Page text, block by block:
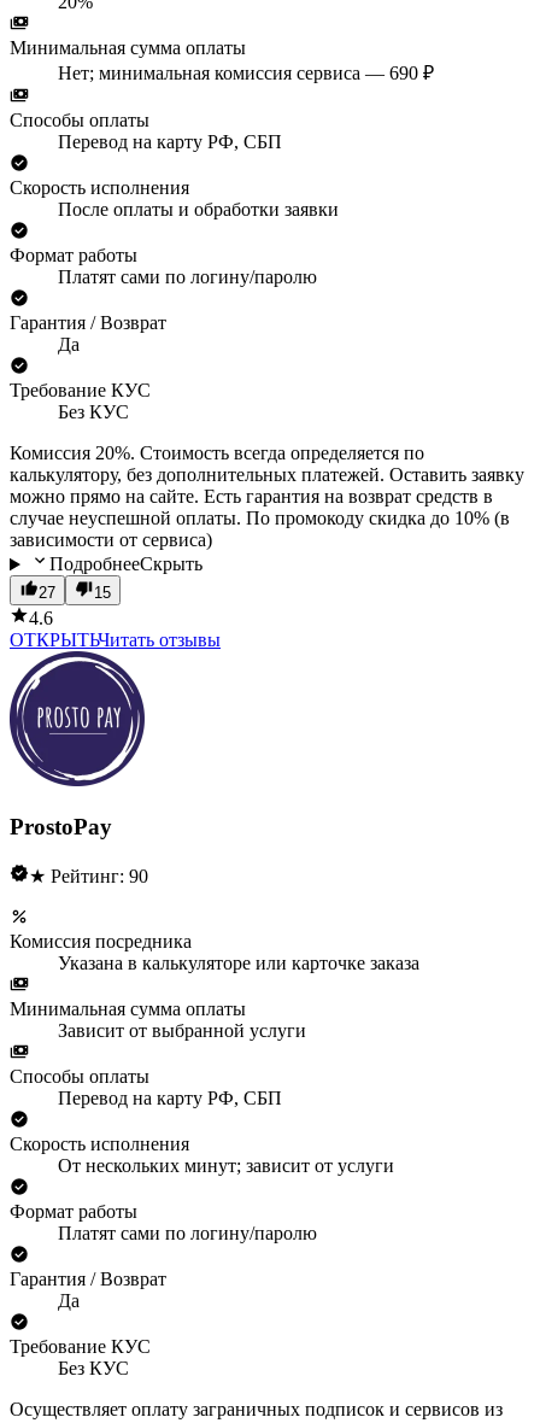
Минимальная сумма оплаты
Нет; минимальная комиссия сервиса — 690 ₽
Способы оплаты
Перевод на карту РФ, СБП
Скорость исполнения
После оплаты и обработки заявки
Формат работы
Платят сами по логину/паролю
Гарантия / Возврат
Да
Требование КУС
Без КУС
Комиссия 20%. Стоимость всегда определяется по
калькулятору, без дополнительных платежей. Оставить заявку
можно прямо на сайте. Есть гарантия на возврат средств в
случае неуспешной оплаты. По промокоду скидка до 10% (в
зависимости от сервиса)
ПодробнееСкрыть
27 15
4.6
ОТКРЫТЬЧитать отзывы
ProstoPay
★ Рейтинг: 90
Комиссия посредника
Указана в калькуляторе или карточке заказа
Минимальная сумма оплаты
Зависит от выбранной услуги
Способы оплаты
Перевод на карту РФ, СБП
Скорость исполнения
От нескольких минут; зависит от услуги
Формат работы
Платят сами по логину/паролю
Гарантия / Возврат
Да
Требование КУС
Без КУС
Осуществляет оплату заграничных подписок и сервисов из